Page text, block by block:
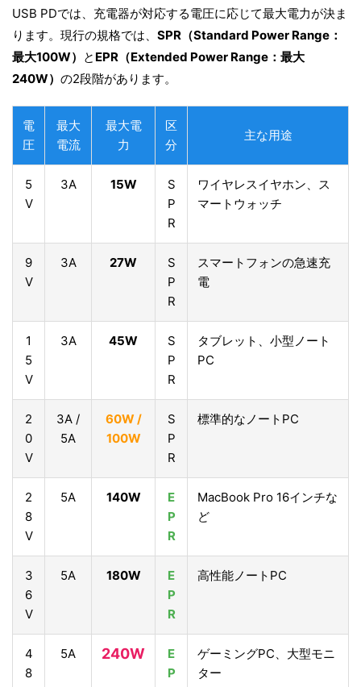
USB PDでは、充電器が対応する電圧に応じて最大電力が決ま
ります。現行の規格では、 SPR（Standard Power Range：
最大100W） と EPR（Extended Power Range：最大
240W） の2段階があります。
電
圧
最大
電流
最大電
力
区
分
主な用途
5
V
3A 15W
S
P
R
ワイヤレスイヤホン、ス
マートウォッチ
9
V
3A 27W
S
P
R
スマートフォンの急速充
電
1
5
V
3A 45W
S
P
R
タブレット、小型ノート
PC
2
0
V
3A /
5A
60W /
100W
S
P
R
標準的なノートPC
2
8
V
5A 140W
E
P
R
MacBook Pro 16インチな
ど
3
6
V
5A 180W
E
P
R
高性能ノートPC
4
8
5A 240W
E
P
ゲーミングPC、大型モニ
ター